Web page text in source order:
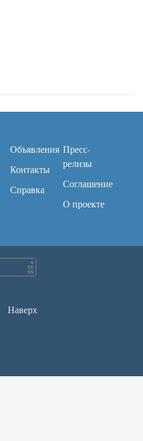
Объявления
Контакты
Справка
Пресс-
релизы
Соглашение
O проекте
Наверх